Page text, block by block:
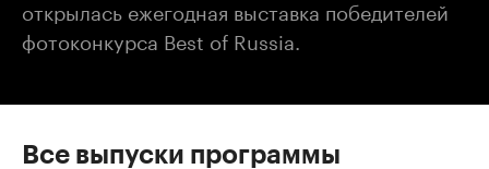
открылась ежегодная выставка победителей
фотоконкурса Best of Russia.
Все выпуски программы